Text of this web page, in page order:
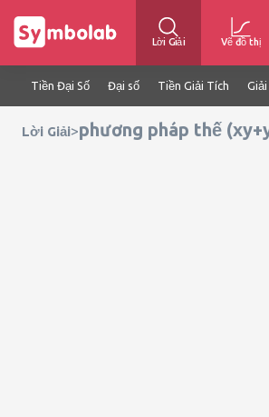
Lời Giải Vẽ đồ thị
Tiền Đại Số Đại số Tiền Giải Tích
Lời Giải>phương pháp thế